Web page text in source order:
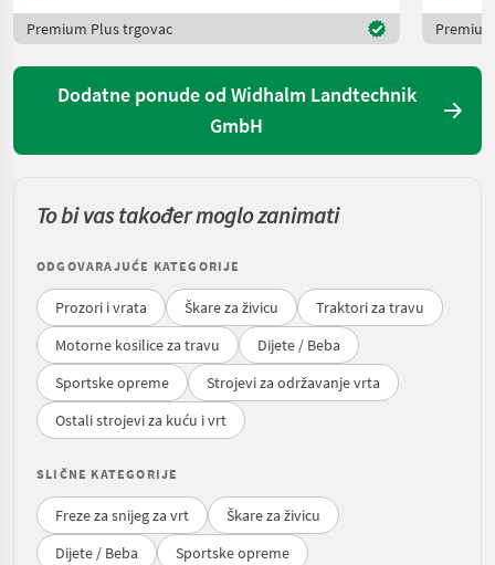
Premium Plus trgovac
Dodatne ponude od Widhalm Landtechnik
GmbH
To bi vas također moglo zanimati
ODGOVARAJUĆE KATEGORIJE
Prozori i vrata Škare za živicu
Traktori za travu
Motorne kosilice za travu
Dijete / Beba
Sportske opreme
Strojevi za održavanje vrta
Ostali strojevi za kuću i vrt
SLIČNE KATEGORIJE
Freze za snijeg za vrt
Škare za živicu
Dijete / Beba
Sportske opreme